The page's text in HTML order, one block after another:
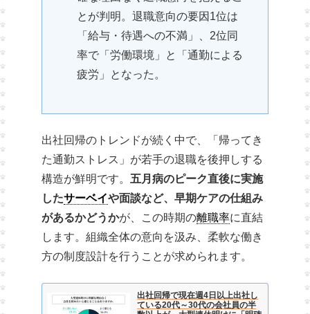
とが判明。退職意向の要因1位は
「給与・待遇への不満」、2位同
率で「労働環境」と「通勤による
疲労」となった。
出社回帰のトレンドが続く中で、「帰ってき
た通勤ストレス」が若手の退職を後押しする
構造が鮮明です。 五月病のピーク直後に実施
したサーベイや面談など、早期ケアの仕組み
があるかどうかが、この時期の離職率に直結
します。組織全体の意向を汲み、柔軟な働き
方の制度設計を行うことが求められます。
出社回帰で現在週4日以上出社し
ている20代～30代の会社員の半